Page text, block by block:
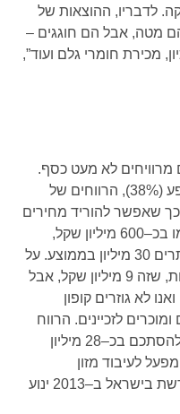
לדבריו, ההוצאות של
מטה, אבל הם חוגגים –
מכירת חומרי גלם ועוד”,
מרוויחים לא מעט כסף.
לדברי בעלי ארומה ישראל, יריב שפע ‏(38%‏), הרווחים של
שאפשר להוריד מחירים
בענף. “המכירות שלנו השנה יסתכמו בכ–600 מיליון שקל,
וממוצע התמלוגים הוא 5% – אז נותרים 30 מיליון בממוצע. על
פרסום אנחנו גובים 1.5% מהמכירות, שזה 9 מיליון שקל, אבל
לא גוזרים קופון
לזכיינים. הרווח
הנקי של כל הקבוצה ב–2013 צפוי להסתכם בכ–28 מיליון
לעיבוד מזון
והסניפים בחו”ל. הרווח הנקי של הרשת בישראל ב–2013 ינוע